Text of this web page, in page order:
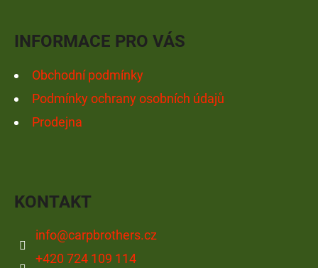
INFORMACE PRO VÁS
Obchodní podmínky
Podmínky ochrany osobních údajů
Prodejna
KONTAKT
info@carpbrothers.cz
+420 724 109 114